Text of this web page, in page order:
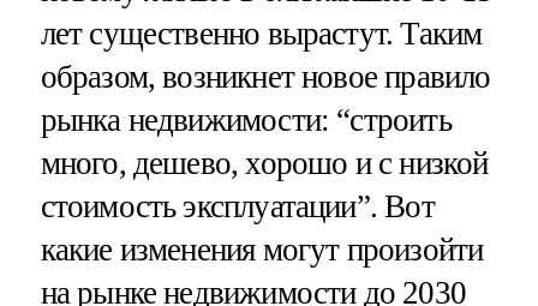
лет существенно вырастут. Таким
образом, возникнет новое правило
рынка недвижимости: “строить
много, дешево, хорошо и с низкой
стоимость эксплуатации”. Вот
какие изменения могут произойти
на рынке недвижимости до 2030